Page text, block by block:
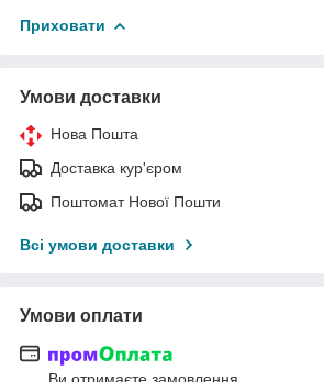
Приховати
Умови доставки
Нова Пошта
Доставка кур'єром
Поштомат Нової Пошти
Всі умови доставки
Умови оплати